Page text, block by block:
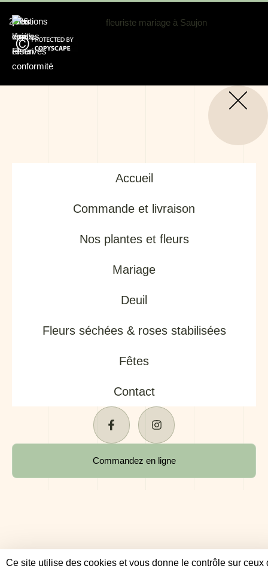
Au
coin
Fleuri
2026
|Mentions
légales
et
conformité
|Tous
droits
réservés
|
Accueil
Commande et livraison
Nos plantes et fleurs
Mariage
Deuil
Fleurs séchées & roses stabilisées
Fêtes
Contact
Commandez en ligne
Ce site utilise des cookies et vous donne le contrôle sur ceux